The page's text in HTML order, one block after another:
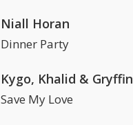
Niall Horan
Dinner Party
Kygo, Khalid & Gryffin
Save My Love